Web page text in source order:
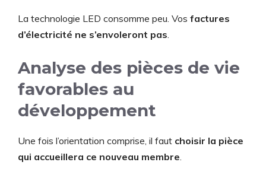
La technologie LED consomme peu. Vos factures
d’électricité ne s’envoleront pas
Analyse des pièces de vie
favorables au
développement
Une fois l’orientation comprise, il faut choisir la pièce
qui accueillera ce nouveau membre